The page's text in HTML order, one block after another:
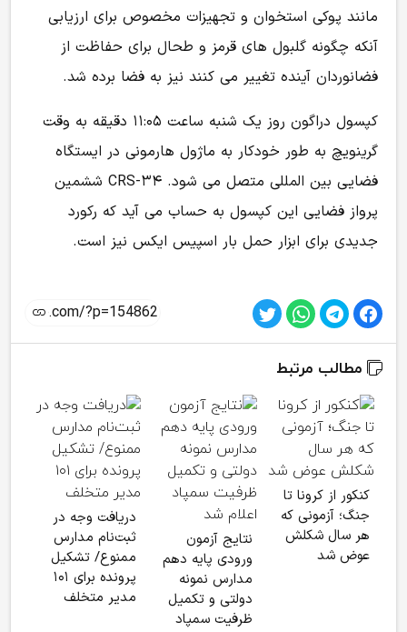
مانند پوکی استخوان و تجهیزات مخصوص برای ارزیابی
آنکه چگونه گلبول های قرمز و طحال برای حفاظت از
فضانوردان آینده تغییر می کنند نیز به فضا برده شد.
کپسول دراگون روز یک شنبه ساعت ۱۱:۰۵ دقیقه به وقت
گرینویچ به طور خودکار به ماژول هارمونی در ایستگاه
فضایی بین المللی متصل می شود. CRS-۳۴ ششمین
پرواز فضایی این کپسول به حساب می آید که رکورد
جدیدی برای ابزار حمل بار اسپیس ایکس نیز است.
مطالب مرتبط
کنکور از کرونا تا
جنگ؛ آزمونی که
هر سال شکلش
عوض شد
نتایج آزمون
ورودی پایه دهم
مدارس نمونه
دولتی و تکمیل
ظرفیت سمپاد
دریافت وجه در
ثبت‌نام مدارس
ممنوع/ تشکیل
پرونده برای ۱۰۱
مدیر متخلف